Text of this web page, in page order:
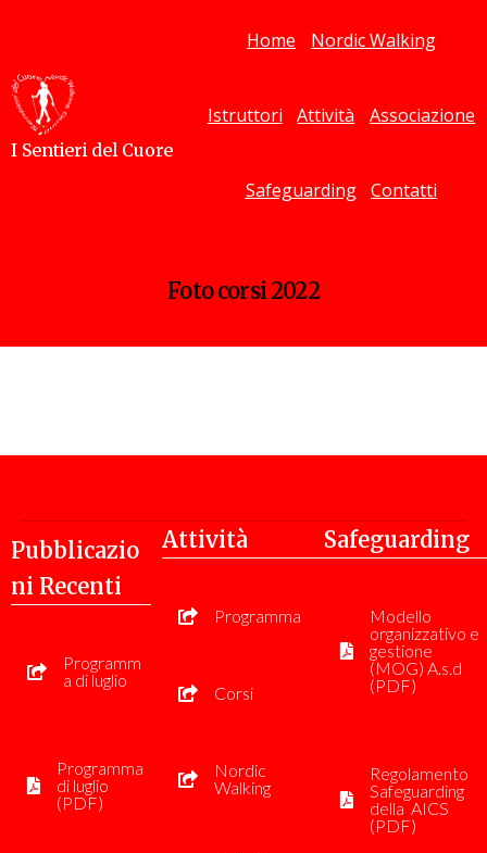
I Sentieri del Cuore
Home Nordic Walking
Istruttori Attività Associazione
Safeguarding Contatti
Foto corsi 2022
Pubblicazio
Ni Recenti
Programm
a di luglio
Programma
di luglio
(PDF)
Attività
Programma
Corsi
Nordic
Walking
Safeguarding
Modello
organizzativo e
gestione
(MOG) A.s.d
(PDF)
Regolamento
Safeguarding
della AICS
(PDF)